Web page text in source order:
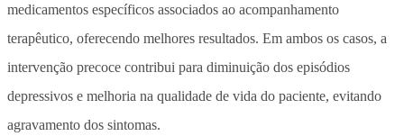
medicamentos específicos associados ao acompanhamento
terapêutico, oferecendo melhores resultados. Em ambos os casos, a
intervenção precoce contribui para diminuição dos episódios
depressivos e melhoria na qualidade de vida do paciente, evitando
agravamento dos sintomas.